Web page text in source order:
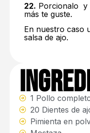
22. Porcionalo y
más te guste.
En nuestro caso
salsa de ajo.
1 Pollo
20 Dientes de
Pimienta en